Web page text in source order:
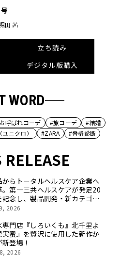
田 茜
立ち読み
デジタル版購入
WORD
呼ばれコーデ #旅コーデ
#結婚
ニクロ） #ZARA #骨格診断
RELEASE
からトータルヘルスケア企業へ
。第一三共ヘルスケアが発足20
記念し、製品開発・新カテゴリ
台や旧社統合時のエピソード
開！
2026
専門店『しろいくも』北千里よ
実蜜』を贅沢に使用した新作か
登場！
2026